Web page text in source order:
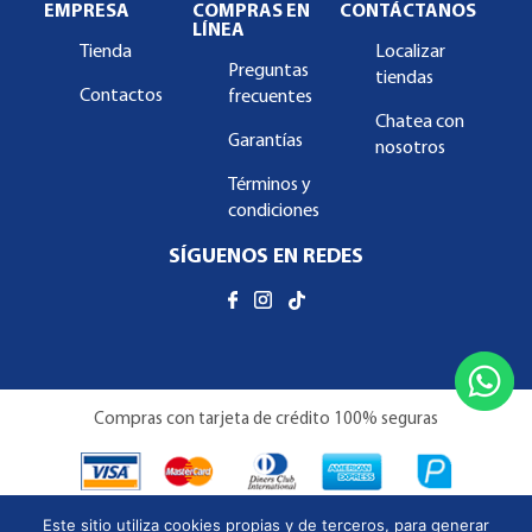
EMPRESA
Tienda
Contactos
COMPRAS EN
LÍNEA
Preguntas
frecuentes
Garantías
Términos y
condiciones
CONTÁCTANOS
Localizar
tiendas
Chatea con
nosotros
SÍGUENOS EN REDES
Compras con tarjeta de crédito 100% seguras
Este sitio utiliza cookies propias y de terceros, para generar